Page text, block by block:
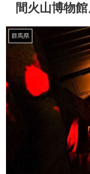
間火山博物館
群馬県